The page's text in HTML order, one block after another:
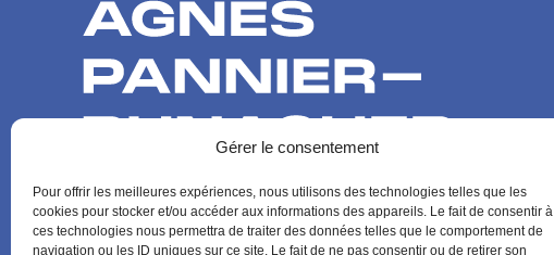
Gérer le consentement
Pour offrir les meilleures expériences, nous utilisons des technologies telles que les
cookies pour stocker et/ou accéder aux informations des appareils. Le fait de consentir à
ces technologies nous permettra de traiter des données telles que le comportement de
navigation ou les ID uniques sur ce site. Le fait de ne pas consentir ou de retirer son